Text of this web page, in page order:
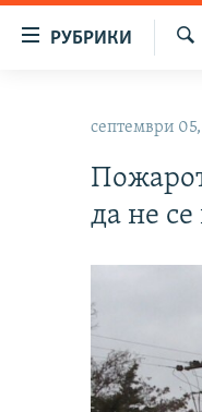
пребарување
РУБРИКИ
ПОДКАСТ ЗОШТО?
септември
да не